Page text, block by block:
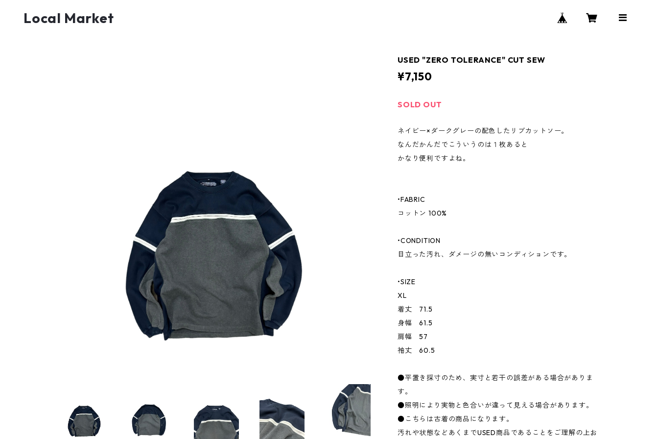
Local Market
USED "ZERO TOLERANCE" CUT SEW
¥7,150
SOLD OUT
ネイビー×ダークグレーの配色したリブカットソー。
なんだかんだでこういうのは１枚あると
かなり便利ですよね。
•FABRIC
コットン 100%
•CONDITION
目立った汚れ、ダメージの無いコンディションです。
•SIZE
XL
着丈 71.5
身幅 61.5
肩幅 57
袖丈 60.5
●平置き採寸のため、実寸と若干の誤差がある場合がありま
す。
●照明により実物と色合いが違って見える場合があります。
●こちらは古着の商品になります。
汚れや状態などあくまでUSED商品であることをご理解の上お